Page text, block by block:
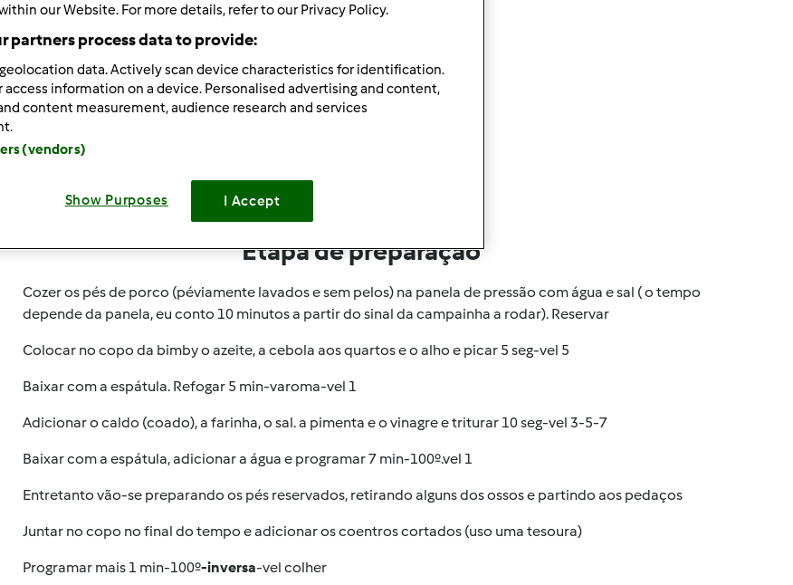
Fácil
Etapa de preparação
Cozer os pés de porco (péviamente lavados e sem pelos) na panela de pressão com água e sal ( o tempo
depende da panela, eu conto 10 minutos a partir do sinal da campainha a rodar). Reservar
Colocar no copo da bimby o azeite, a cebola aos quartos e o alho e picar 5 seg-vel 5
Baixar com a espátula. Refogar 5 min-varoma-vel 1
Adicionar o caldo (coado), a farinha, o sal. a pimenta e o vinagre e triturar 10 seg-vel 3-5-7
Baixar com a espátula, adicionar a água e programar 7 min-100º.vel 1
Entretanto vão-se preparando os pés reservados, retirando alguns dos ossos e partindo aos pedaços
Juntar no copo no final do tempo e adicionar os coentros cortados (uso uma tesoura)
Programar mais 1 min-100º-inversa-vel colher
our Website. For more details, refer to our Privacy Policy.
partners process data to provide:
data. Actively scan device characteristics for identification.
access information on a device. Personalised advertising and content,
content measurement, audience research and services
(vendors)
Show Purposes I Accept